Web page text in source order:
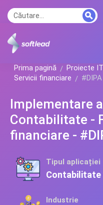
Prima pagină Proiecte IT
Servicii financiare
#DIPA
Implementare
Contabilitate -
financiare -
Tipul aplicației
Contabilitate
Industrie